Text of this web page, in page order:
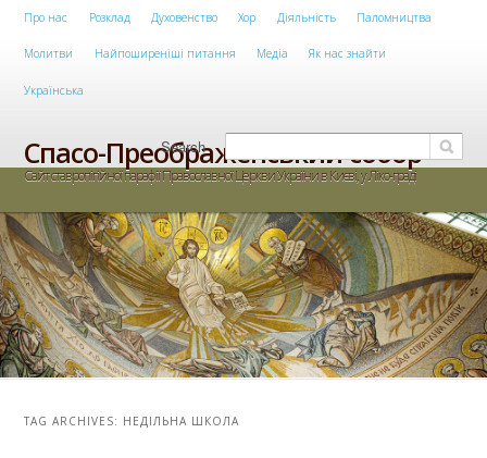
Main menuSkip to primary content
Skip to secondary content
Про нас Розклад Духовенство Хор Діяльність Паломництва
Молитви Найпоширеніші питання Медіа Як нас знайти
Українська
Search
Спасо-Преображенський собор
Сайт ставропігійної парафії Православної Церкви України в Києві, у Ліко-граді
TAG ARCHIVES: НЕДІЛЬНА ШКОЛА